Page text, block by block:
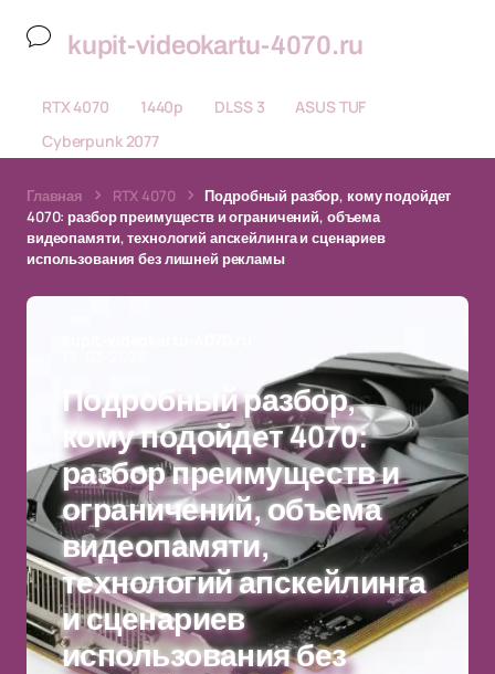
kupit-videokartu-4070.ru
RTX 4070 1440p DLSS 3
ASUS TUF
Cyberpunk 2077
Главная RTX 4070
Подробный разбор, кому подойдет
4070: разбор преимуществ и ограничений, объема
видеопамяти, технологий апскейлинга и сценариев
использования без лишней рекламы
Подробный разбор,
кому подойдет 4070:
разбор преимуществ и
ограничений, объема
видеопамяти,
технологий апскейлинга
и сценариев
использования без